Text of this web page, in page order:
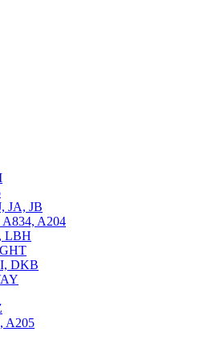
JA, JB
A204
LBH
DKB
A205